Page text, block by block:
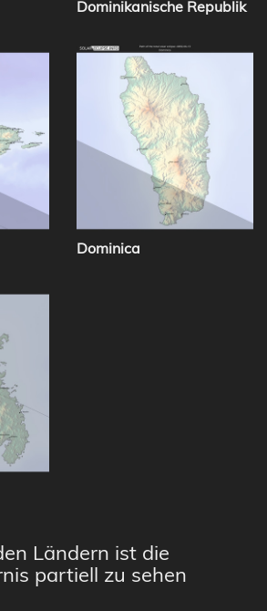
Dominikanische Republik
Dominica
Ländern ist die
partiell zu sehen